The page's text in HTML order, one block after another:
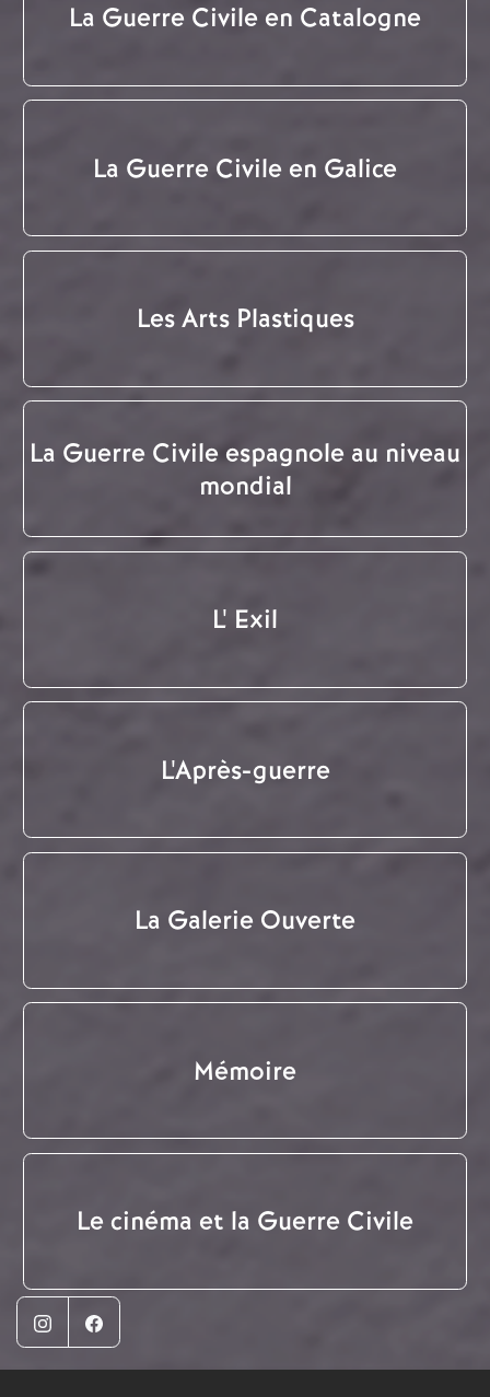
La Guerre Civile en Catalogne
La Guerre Civile en Galice
Les Arts Plastiques
La Guerre Civile espagnole au niveau
mondial
L' Exil
L'Après-guerre
La Galerie Ouverte
Mémoire
Le cinéma et la Guerre Civile
InstagramFacebook